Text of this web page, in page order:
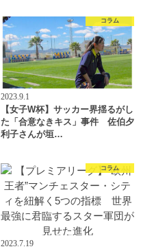
コラム
2023.9.1
【女子W杯】サッカー界揺るがし
た「合意なきキス」事件 佐伯夕
利子さんが垣…
コラム
2023.7.19